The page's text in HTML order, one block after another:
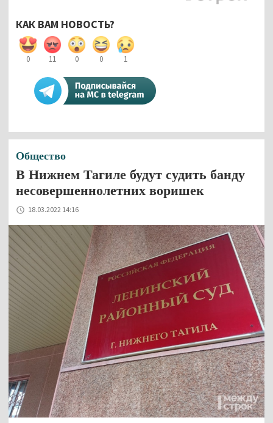
КАК ВАМ НОВОСТЬ?
0 11 0 0 1
Общество
В Нижнем Тагиле будут судить банду
несовершеннолетних воришек
18.03.2022 14:16